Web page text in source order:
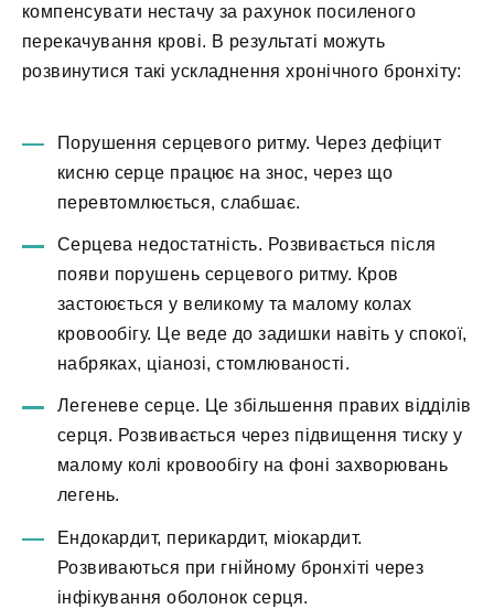
компенсувати нестачу за рахунок посиленого
перекачування крові. В результаті можуть
розвинутися такі ускладнення хронічного бронхіту:
Порушення серцевого ритму. Через дефіцит
кисню серце працює на знос, через що
перевтомлюється, слабшає.
Серцева недостатність. Розвивається після
появи порушень серцевого ритму. Кров
застоюється у великому та малому колах
кровообігу. Це веде до задишки навіть у спокої,
набряках, ціанозі, стомлюваності.
Легеневе серце. Це збільшення правих відділів
серця. Розвивається через підвищення тиску у
малому колі кровообігу на фоні захворювань
легень.
Ендокардит, перикардит, міокардит.
Розвиваються при гнійному бронхіті через
інфікування оболонок серця.